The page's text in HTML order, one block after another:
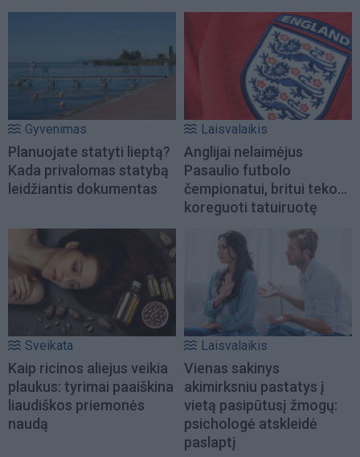
Gyvenimas
Planuojate statyti lieptą?
Kada privalomas statybą
leidžiantis dokumentas
Laisvalaikis
Anglijai nelaimėjus
Pasaulio futbolo
čempionatui, britui teko...
koreguoti tatuiruotę
Sveikata
Kaip ricinos aliejus veikia
plaukus: tyrimai paaiškina
liaudiškos priemonės
naudą
Laisvalaikis
Vienas sakinys
akimirksniu pastatys į
vietą pasipūtusį žmogų:
psichologė atskleidė
paslaptį